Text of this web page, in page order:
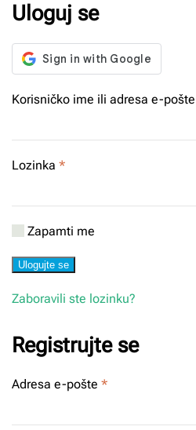
Uloguj se
Korisničko ime ili adresa e-pošte
Lozinka *Obavezno
Zapamti me
Ulogujte se
Zaboravili ste lozinku?
Registrujte se
Adresa e-pošte *Obavezno